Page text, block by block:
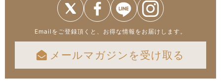
Emailをご登録頂くと、お得な情報をお届けします。
メールマガジンを受け取る